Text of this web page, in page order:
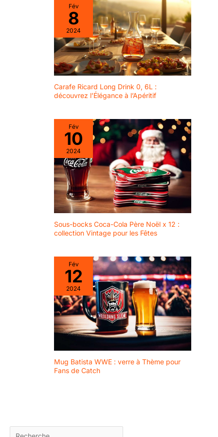
beautifully onto the
carvings in multiple
fashions.
Fév
8
2024
Carafe Ricard Long Drink 0, 6L :
découvrez l’Élégance à l’Apéritif
Fév
10
2024
Sous-bocks Coca-Cola Père Noël x 12 :
collection Vintage pour les Fêtes
Fév
12
2024
Mug Batista WWE : verre à Thème pour
Fans de Catch